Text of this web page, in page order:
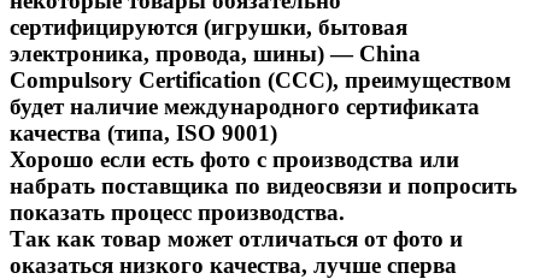
сертифицируются (игрушки, бытовая
электроника, провода, шины) — China
Compulsory Certification (CCC), преимуществом
будет наличие международного сертификата
качества (типа, ISO 9001)
Хорошо если есть фото с производства или
набрать поставщика по видеосвязи и попросить
показать процесс производства.
Так как товар может отличаться от фото и
оказаться низкого качества, лучше сперва